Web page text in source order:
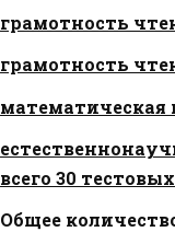
грамотность
грамотность
математическая
всего 30
Общее